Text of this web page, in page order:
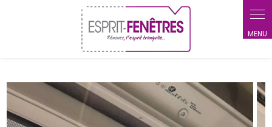
Panneau de gestion des cookies